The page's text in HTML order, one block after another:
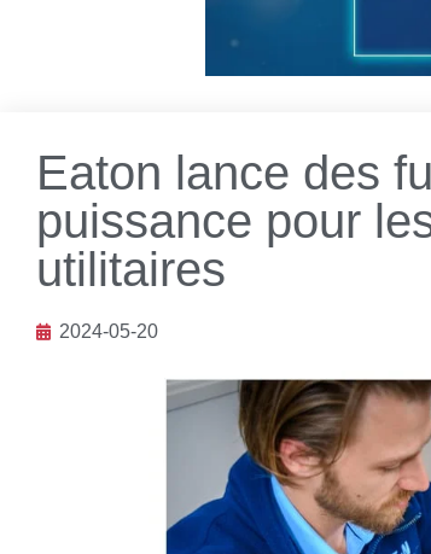
Eaton lance des
puissance pour
utilitaires
2024-05-20